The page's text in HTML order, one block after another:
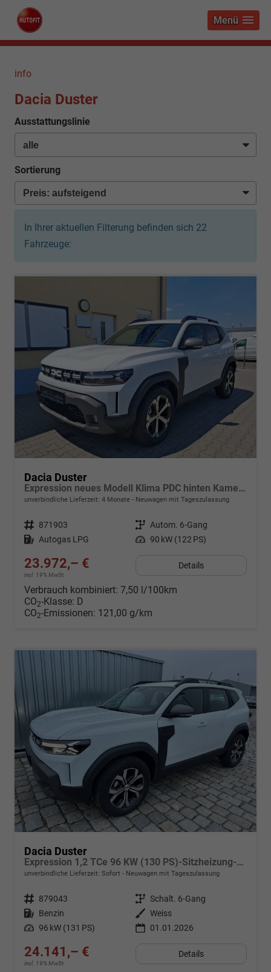
Menü
info
Dacia Duster
Ausstattungslinie
Sortierung
In Ihrer aktuellen Filterung befinden sich 22
Fahrzeuge:
Dacia Duster
Expression neues Modell Klima PDC hinten Kamera Tempomat 17 Zoll Leichtmetallf.
unverbindliche Lieferzeit: 4 Monate Neuwagen mit Tageszulassung
Fahrzeugnr. 871903 Getriebe Autom. 6-Gang
Kraftstoff Autogas LPG Leistung 90 kW (122 PS)
23.972,– €
incl. 19% MwSt.
Details
Verbrauch kombiniert: 7,50 l/100km
CO2-Klasse: D
CO2-Emissionen: 121,00 g/km
Dacia Duster
Expression 1,2 TCe 96 KW (130 PS)-Sitzheizung-Rückfahrkamera-AppleCarplay-Sofort
unverbindliche Lieferzeit: Sofort Neuwagen mit Tageszulassung
Fahrzeugnr. 879043 Getriebe Schalt. 6-Gang
Kraftstoff Benzin Außenfarbe Weiss
Leistung 96 kW (131 PS) 01.01.2026
24.141,– €
incl. 19% MwSt.
Details